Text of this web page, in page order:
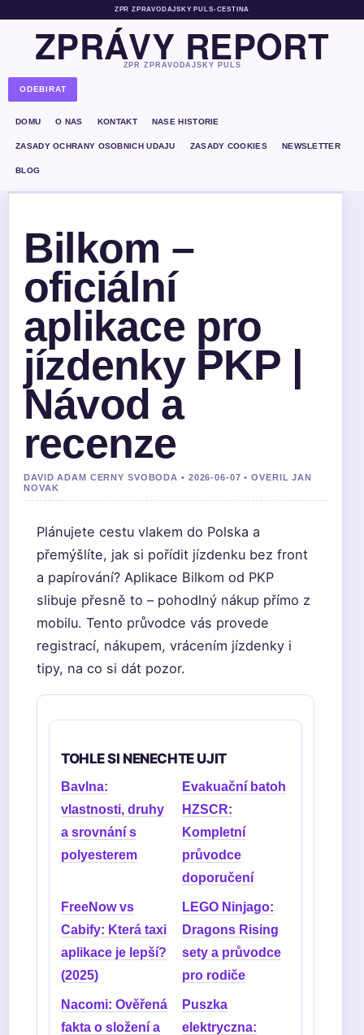
ZPR ZPRAVODAJSKY PULS•CESTINA
ZPRÁVY REPORT
ZPR ZPRAVODAJSKY PULS
ODEBIRAT
DOMU O NAS KONTAKT NASE HISTORIE
ZASADY OCHRANY OSOBNICH UDAJU ZASADY COOKIES NEWSLETTER
BLOG
Bilkom –
oficiální
aplikace pro
jízdenky PKP |
Návod a
recenze
DAVID ADAM CERNY SVOBODA • 2026-06-07 • OVERIL JAN
NOVAK
Plánujete cestu vlakem do Polska a
přemýšlíte, jak si pořídit jízdenku bez front
a papírování? Aplikace Bilkom od PKP
slibuje přesně to – pohodlný nákup přímo z
mobilu. Tento průvodce vás provede
registrací, nákupem, vrácením jízdenky i
tipy, na co si dát pozor.
TOHLE SI NENECHTE UJIT
Bavlna:
vlastnosti, druhy
a srovnání s
polyesterem
Evakuační batoh
HZSCR:
Kompletní
průvodce
doporučení
FreeNow vs
Cabify: Která taxi
aplikace je lepší?
(2025)
LEGO Ninjago:
Dragons Rising
sety a průvodce
pro rodiče
Nacomi: Ověřená
fakta o složení a
Puszka
elektryczna: